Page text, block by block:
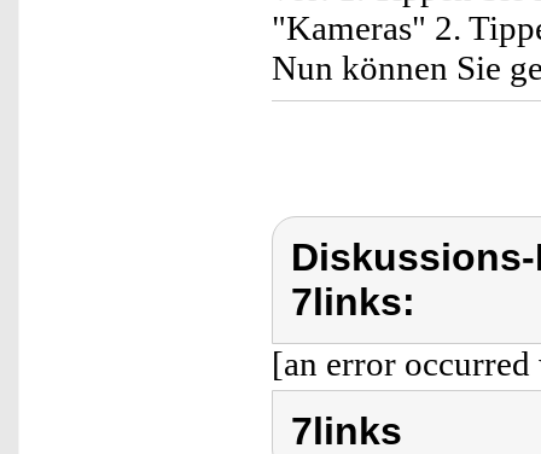
"Kameras" 2.
Nun können Sie
7links:
[an error
7links